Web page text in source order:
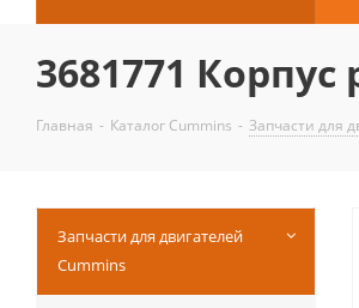
3681771 Корпус
Главная - Каталог Cummins - Запчасти для
Запчасти для двигателей
Cummins